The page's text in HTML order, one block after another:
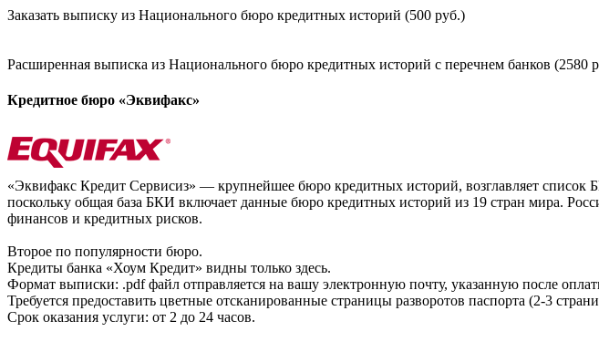
Заказать выписку из Национального бюро кредитных историй (500 руб.)
Расширенная выписка из Национального бюро кредитных историй с перечнем банков (2580
Кредитное бюро «Эквифакс»
«Эквифакс Кредит Сервисиз» — крупнейшее бюро кредитных историй, возглавляет
поскольку общая база БКИ включает данные бюро кредитных историй из 19 стран мира.
финансов и кредитных рисков.
Второе по популярности бюро.
Кредиты банка «Хоум Кредит» видны только здесь.
Формат выписки: .pdf файл отправляется на вашу электронную почту, указанную после
Требуется предоставить цветные отсканированные страницы разворотов паспорта (2-3
Срок оказания услуги: от 2 до 24 часов.